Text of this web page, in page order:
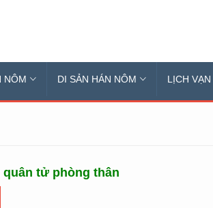
NÔM DI SẢN HÁN NÔM LỊCH
quân tử phòng thân